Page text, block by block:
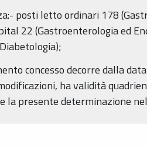
posti letto ordinari 178
22 (Gastroenterologia ed
concesso decorre dalla
ha validità
la presente determinazione